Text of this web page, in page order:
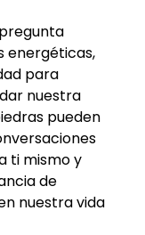
energéticas,
para
nuestra
pueden
ti mismo y
de
nuestra vida